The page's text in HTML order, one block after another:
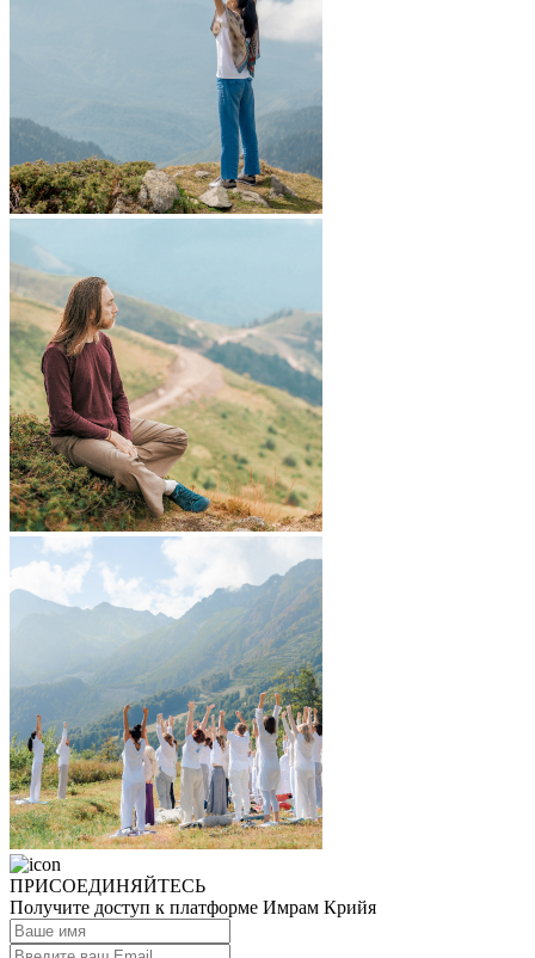
ПРИСОЕДИНЯЙТЕСЬ
Получите доступ к платформе Имрам Крийя